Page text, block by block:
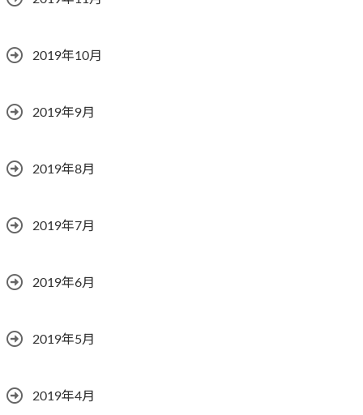
2019年10月
2019年9月
2019年8月
2019年7月
2019年6月
2019年5月
2019年4月